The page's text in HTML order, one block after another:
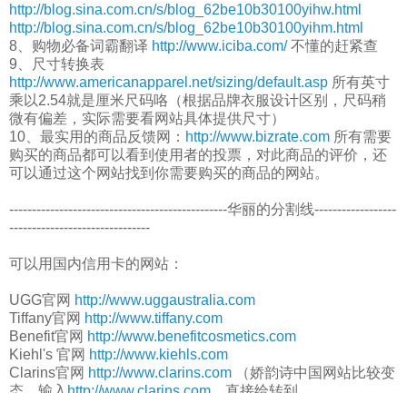
http://blog.sina.com.cn/s/blog_62be10b30100yihw.html
http://blog.sina.com.cn/s/blog_62be10b30100yihm.html
8、购物必备词霸翻译 http://www.iciba.com/不懂的赶紧查
9、尺寸转换表
http://www.americanapparel.net/sizing/default.asp 所有英寸
乘以2.54就是厘米尺码咯（根据品牌衣服设计区别，尺码稍
微有偏差，实际需要看网站具体提供尺寸）
10、最实用的商品反馈网： http://www.bizrate.com 所有需要
购买的商品都可以看到使用者的投票，对此商品的评价，还
可以通过这个网站找到你需要购买的商品的网站。
------------------------------------------------华丽的分割线------------------
-------------------------------
可以用国内信用卡的网站：
UGG官网 http://www.uggaustralia.com
Tiffany官网 http://www.tiffany.com
Benefit官网 http://www.benefitcosmetics.com
Kiehl's 官网 http://www.kiehls.com
Clarins官网 http://www.clarins.com （娇韵诗中国网站比较变